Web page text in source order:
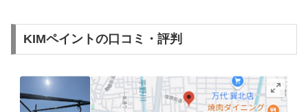
KIMペイントの口コミ・評判